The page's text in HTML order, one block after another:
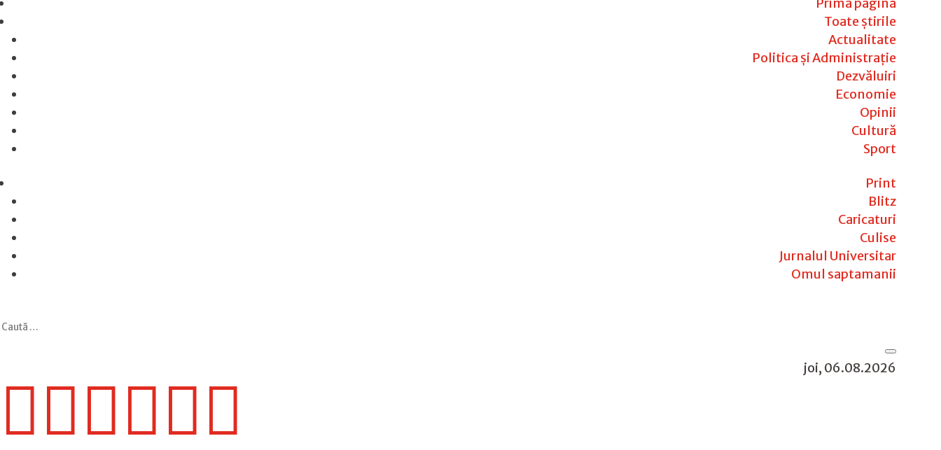
Toate știrile
Actualitate
Politica și Administrație
Dezvăluiri
Economie
Opinii
Cultură
Sport
Print
Blitz
Caricaturi
Culise
Jurnalul Universitar
Omul saptamanii
joi, 06.08.2026
